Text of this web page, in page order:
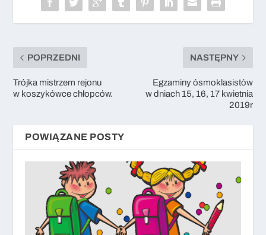
POPRZEDNI
Trójka mistrzem rejonu
w koszykówce chłopców.
NASTĘPNY
Egzaminy ósmoklasistów
w dniach 15, 16, 17 kwietnia
2019r
POWIĄZANE POSTY